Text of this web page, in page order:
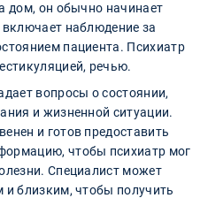
дом, он обычно начинает
наблюдение за
пациента. Психиатр
речью.
вопросы о состоянии,
и жизненной ситуации.
и готов предоставить
чтобы психиатр мог
Специалист может
и близким, чтобы получить